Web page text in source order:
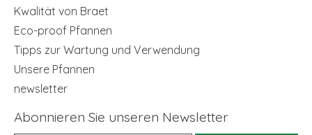
Kwalität von Braet
Eco-proof Pfannen
Tipps zur Wartung und Verwendung
Unsere Pfannen
newsletter
Abonnieren Sie unseren Newsletter